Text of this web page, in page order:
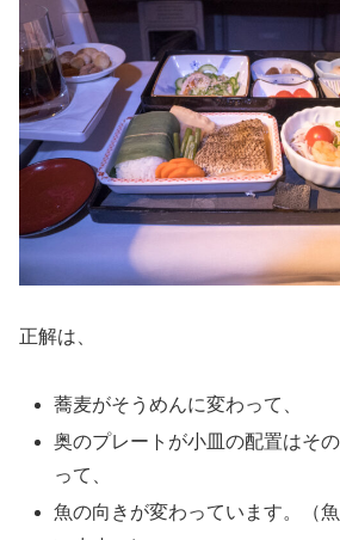
正解は、
蕎麦がそうめんに変わって、
奥のプレートが小皿の配置はそ
って、
魚の向きが変わっています。（